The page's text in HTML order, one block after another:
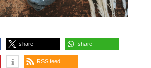
share share
RSS feed